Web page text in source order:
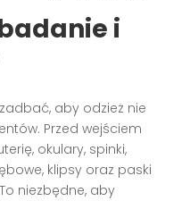
i
aby odzież nie
Przed wejściem
okulary, spinki,
klipsy oraz paski
niezbędne, aby